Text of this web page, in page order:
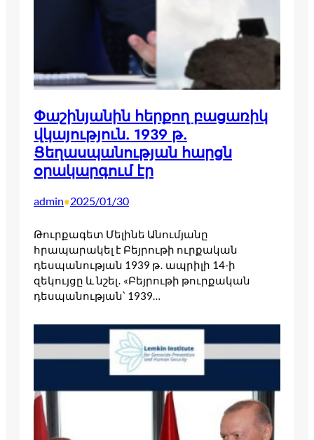
Փաշինյանին հերքող բացառիկ
վկայություն. 1939 թ.
Ցեղասպանության հարցն
օրակարգում էր
admin•2025/01/30
Թուրքագետ Մելինե Անումյանը
հրապարակել է Բեյրութի ուրքական
դեսպանության 1939 թ․ ապրիլի 14-ի
զեկույցը և նշել․ «Բեյրութի թուրքական
դեսպանության՝ 1939…